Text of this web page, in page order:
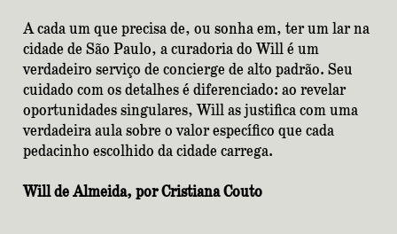
A cada um que precisa de, ou sonha em, ter um lar na
cidade de São Paulo, a curadoria do Will é um
verdadeiro serviço de concierge de alto padrão. Seu
cuidado com os detalhes é diferenciado: ao revelar
oportunidades singulares, Will as justifica com uma
verdadeira aula sobre o valor específico que cada
pedacinho escolhido da cidade carrega.
Will de Almeida, por Cristiana Couto